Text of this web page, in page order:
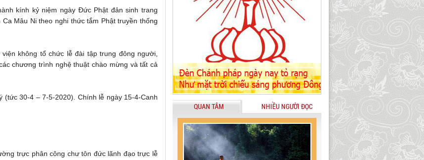
kính kỷ niệm ngày Đức Phật đản sinh trang
Mâu Ni theo nghi thức tắm Phật truyền thống
không tổ chức lễ đài tập trung đông người,
chương trình nghệ thuật chào mừng và tất cả
30-4 – 7-5-2020). Chính lễ ngày 15-4-Canh
trực phân công chư tôn đức lãnh đạo trực lễ
QUAN TÂM NHIỀU NGƯỜI ĐỌC